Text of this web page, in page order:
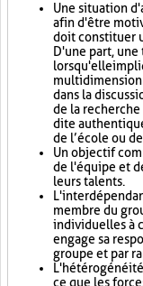
Une situation
afin d'être
doit constituer
D'une part,
lorsqu'elle
dans la
de la
dite
de l’école ou
Un objectif
de l'équipe et
leurs talents.
membre du
individuelles à
engage sa
groupe et par
ce que les